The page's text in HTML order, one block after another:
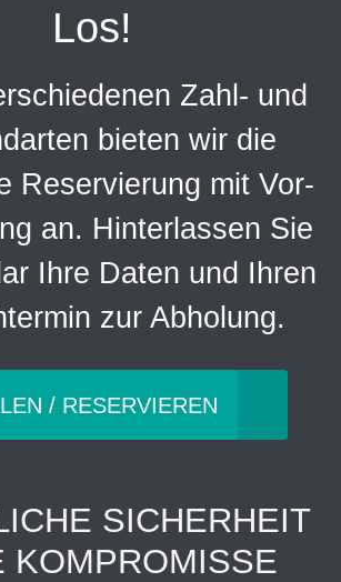
Los!
Zahl- und
bieten wir die
Reservierung mit Vor-
an. Hinterlassen Sie
Ihre Daten und Ihren
zur Abholung.
/ RESERVIEREN
SICHERHEIT
KOMPROMISSE